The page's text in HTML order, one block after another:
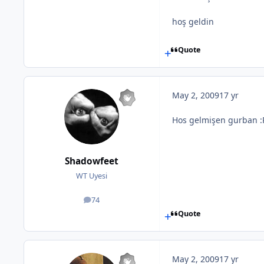
hoş geldin
Quote
Shadowfeet
WT Uyesi
74
posts
May 2, 200917 yr
Hos gelmişen gurban
Quote
May 2, 200917 yr